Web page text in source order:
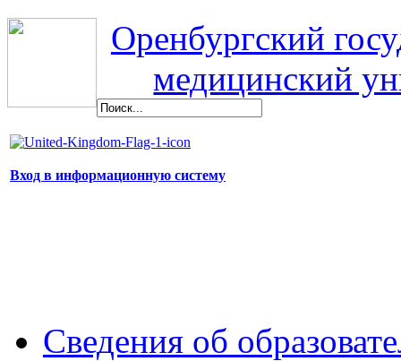
Оренбургский
медицинский
Вход в информационную систему
Сведения об